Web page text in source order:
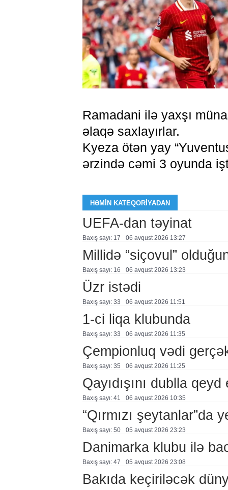
Ramadani ilə yaxşı
əlaqə saxlayırlar.
Kyeza ötən yay
ərzində cəmi 3 oyunda
HƏMIN KATEQORIYADAN
UEFA-dan təyinat
Baxış sayı: 17 06 avqust 2026 13:27
Millidə “siçovul”
Baxış sayı: 16 06 avqust 2026 13:23
Üzr istədi
Baxış sayı: 33 06 avqust 2026 11:51
1-ci liqa klubunda
Baxış sayı: 33 06 avqust 2026 11:35
Çempionluq vədi
Baxış sayı: 35 06 avqust 2026 11:25
Qayıdışını dublla qeyd
Baxış sayı: 41 06 avqust 2026 10:35
“Qırmızı şeytanlar”da
Baxış sayı: 50 05 avqust 2026 23:23
Danimarka klubu ilə
Baxış sayı: 47 05 avqust 2026 23:08
Bakıda keçiriləcək